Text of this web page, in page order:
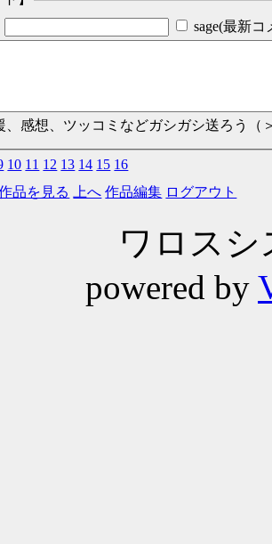
sage(最新
、感想、ツッコミなどガシガシ送ろう（
10 11 12 13 14 15 16
品を見る 上へ 作品編集 ログアウト
ワロスシ
powered by